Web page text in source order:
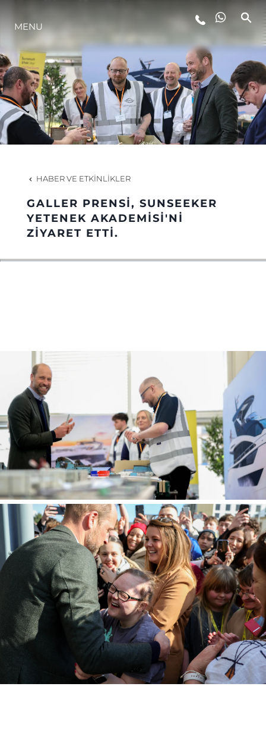
YAŞAM ŞEKLİ
YENILIK
ŞİRKET
MİRAS
MENU
HABER VE ETKINLIKLER
GALLER PRENSİ, SUNSEEKER
YETENEK AKADEMİSİ'Nİ
ZİYARET ETTİ.